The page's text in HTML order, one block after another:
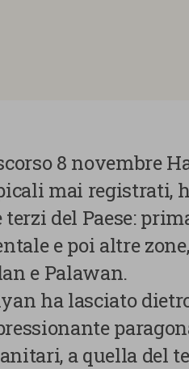
8 novembre
mai registrati,
terzi del Paese:
e poi altre
e Palawan.
ha lasciato
a quella del